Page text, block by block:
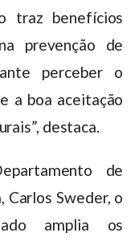
traz benefícios
prevenção de
perceber o
a boa aceitação
destaca.
de
Carlos Sweder, o
amplia os